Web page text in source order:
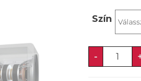
Szín
-